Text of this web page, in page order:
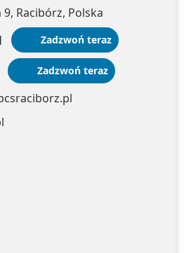
Racibórz, Polska
Zadzwoń teraz
Zadzwoń teraz